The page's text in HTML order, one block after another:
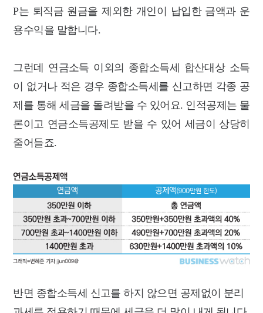
P는 퇴직금 원금을 제외한 개인이 납입한 금액과 운
용수익을 말합니다.
그런데 연금소득 이외의 종합소득세 합산대상 소득
이 없거나 적은 경우 종합소득세를 신고하면 각종 공
제를 통해 세금을 돌려받을 수 있어요. 인적공제는 물
론이고 연금소득공제도 받을 수 있어 세금이 상당히
줄어들죠.
반면 종합소득세 신고를 하지 않으면 공제없이 분리